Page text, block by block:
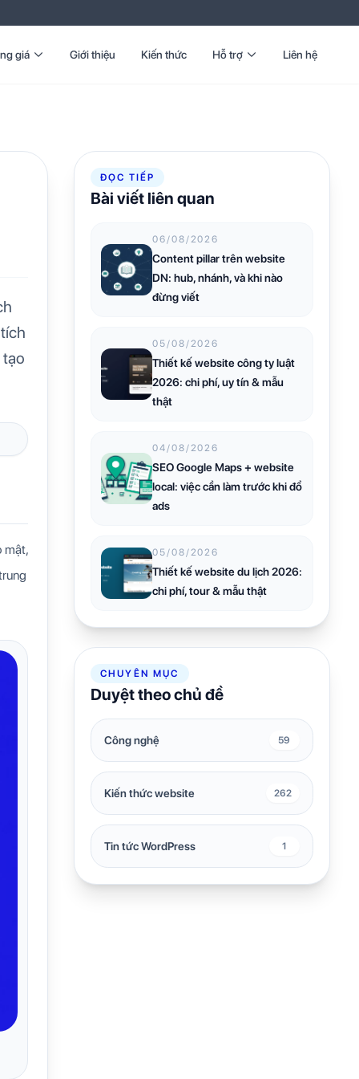
giá Giới thiệu Kiến thức Hỗ trợ Liên hệ
mật,
ĐỌC TIẾP
Bài viết liên quan
06/08/2026
Content pillar trên website
DN: hub, nhánh, và khi nào
đừng viết
05/08/2026
Thiết kế website công ty luật
2026: chi phí, uy tín & mẫu
thật
04/08/2026
SEO Google Maps + website
local: việc cần làm trước khi đổ
ads
05/08/2026
Thiết kế website du lịch 2026:
chi phí, tour & mẫu thật
CHUYÊN MỤC
Duyệt theo chủ đề
Công nghệ 59
Kiến thức website 262
Tin tức WordPress 1